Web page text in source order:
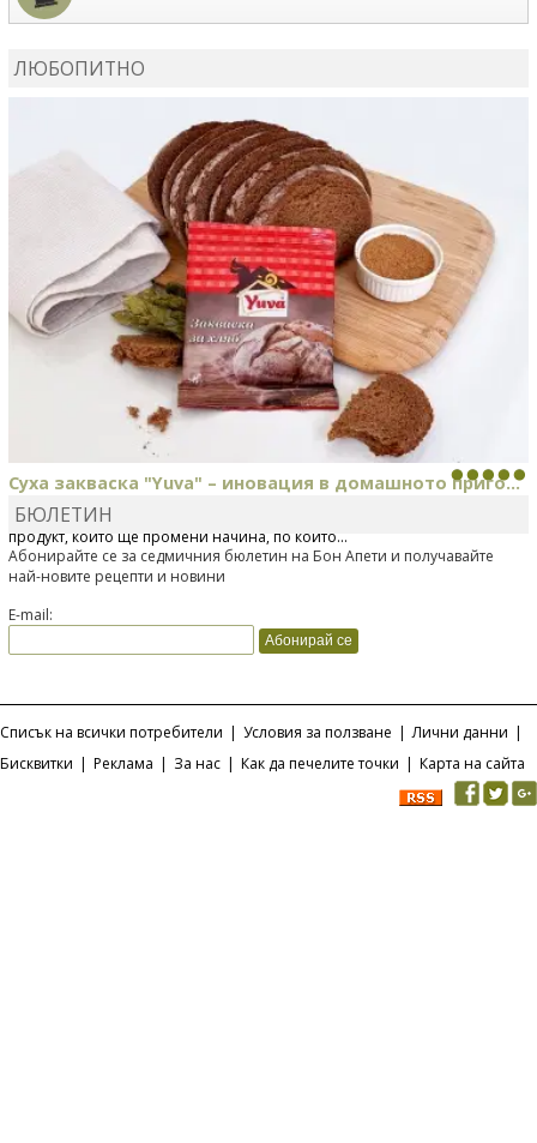
ЛЮБОПИТНО
Суха закваска "Yuva" – иновация в домашното приго...
Отскоро Лесафр България стартира предлагането на изцяло нов
продукт, който ще промени начина, по който...
БЮЛЕТИН
Абонирайте се за седмичния бюлетин на Бон Апети и получавайте
най-новите рецепти и новини
E-mail:
Списък на всички потребители | Условия за ползване | Лични данни |
Бисквитки | Реклама | За нас | Как да печелите точки | Карта на сайта